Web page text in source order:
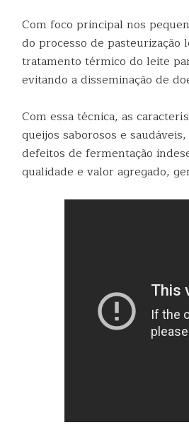
Com foco principal nos
do processo de
tratamento térmico do leite
evitando a disseminação de
Com essa técnica, as
queijos saborosos e
defeitos de fermentação
qualidade e valor agregado,